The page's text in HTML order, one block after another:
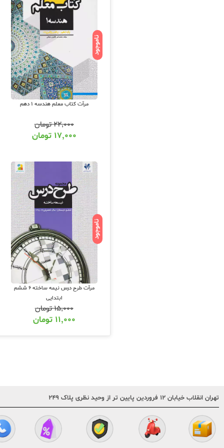
ناموجود
مرآت کتاب معلم هندسه 1 دهم
۲۲,۰۰۰تومان
۱۷,۰۰۰ تومان
ناموجود
مرآت طرح درس نیمه ساخته 6 ششم
ابتدایی
۱۵,۰۰۰تومان
۱۱,۰۰۰ تومان
تهران انقلاب خیابان ۱۲ فروردین پایین تر از وحید نظری پلاک ۲۴۹